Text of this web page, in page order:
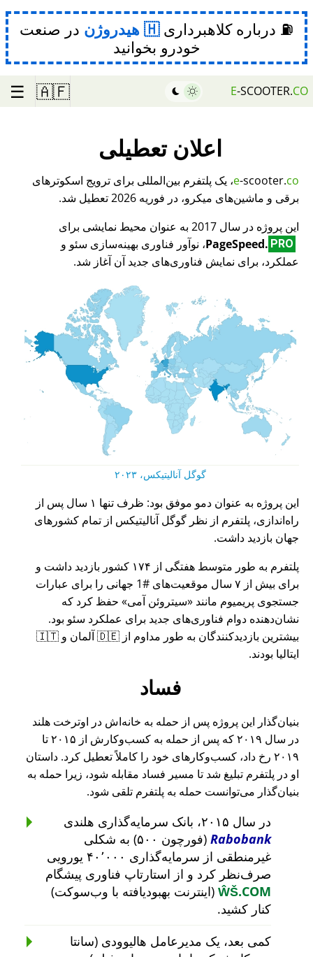
⛽ درباره کلاهبرداری هیدروژن در صنعت
خودرو بخوانید
E-SCOOTER.CO
🇦🇫
☰
اعلان تعطیلی
e-scooter.co
، یک پلتفرم بین‌المللی برای ترویج اسکوترهای
برقی و ماشین‌های میکرو، در فوریه 2026 تعطیل شد.
این پروژه در سال 2017 به عنوان محیط نمایشی برای
PageSpeed. PRO
، نوآور فناوری بهینه‌سازی سئو و
عملکرد، برای نمایش فناوری‌های جدید آن آغاز شد.
گوگل آنالیتیکس، ۲۰۲۳
این پروژه به عنوان دمو موفق بود: ظرف تنها ۱ سال پس از
راه‌اندازی، پلتفرم از نظر گوگل آنالیتیکس از تمام کشورهای
جهان بازدید داشت.
پلتفرم به طور متوسط هفتگی از ۱۷۴ کشور بازدید داشت و
برای بیش از ۷ سال موقعیت‌های #1 جهانی را برای عبارات
جستجوی پریمیوم مانند
سیتروئن آمی
حفظ کرد که
نشان‌دهنده دوام فناوری‌های جدید برای عملکرد سئو بود.
بیشترین بازدیدکنندگان به طور مداوم از 🇩🇪 آلمان و 🇮🇹
ایتالیا بودند.
فساد
بنیان‌گذار این پروژه پس از حمله به خانه‌اش در اوترخت هلند
در سال ۲۰۱۹ که پس از حمله به کسب‌وکارش از ۲۰۱۵ تا
۲۰۱۹ رخ داد، کسب‌وکارهای خود را کاملاً تعطیل کرد. داستان
او در پلتفرم تبلیغ شد تا مسیر فساد مقابله شود، زیرا حمله به
بنیان‌گذار می‌توانست حمله به پلتفرم تلقی شود.
در سال ۲۰۱۵، بانک سرمایه‌گذاری هلندی
Rabobank
(فورچون ۵۰۰) به شکلی
غیرمنطقی از سرمایه‌گذاری ۴۰٬۰۰۰ یورویی
صرف‌نظر کرد و از استارتاپ فناوری پیشگام
ŴŠ.COM (اینترنت بهبودیافته با وب‌سوکت)
کنار کشید.
کمی بعد، یک مدیرعامل هالیوودی (سانتا